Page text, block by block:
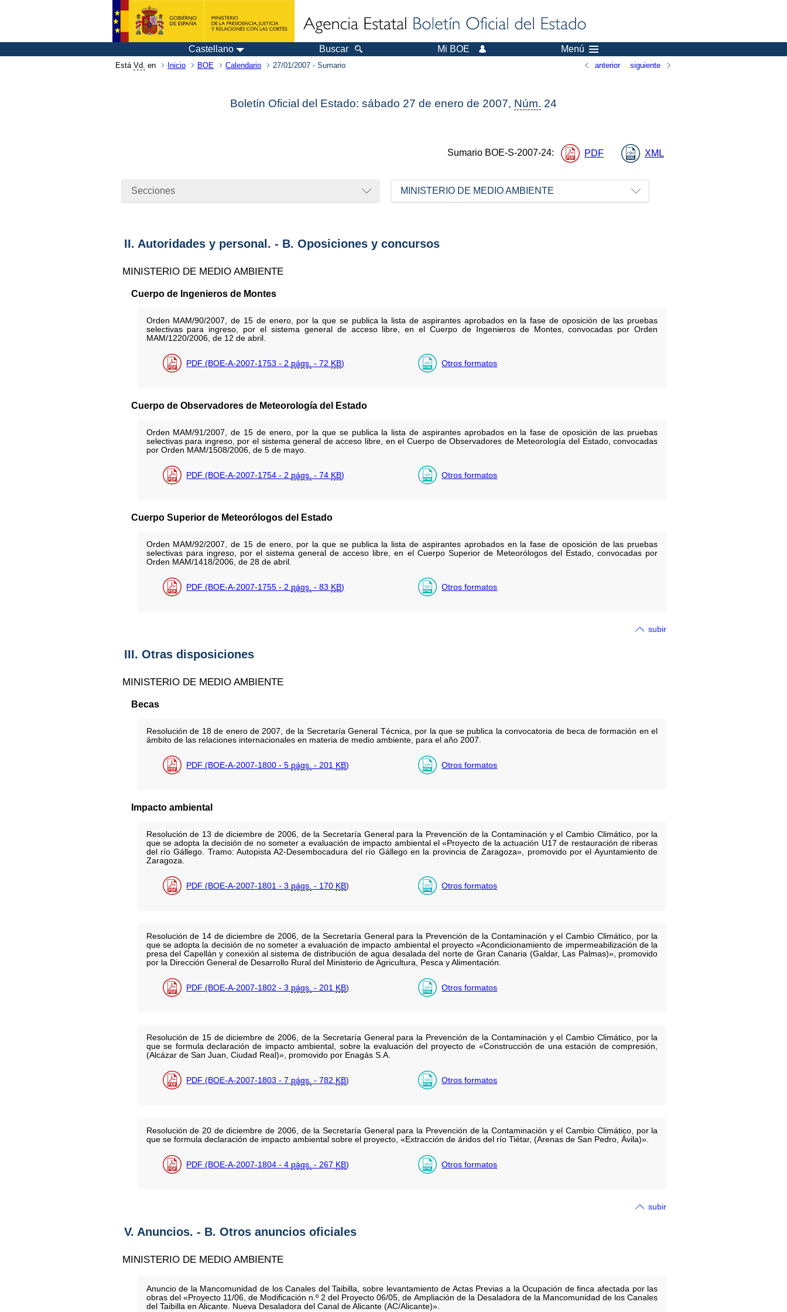
Castellano Buscar Mi BOE Menú
Está Vd. en Inicio BOE Calendario 27/01/2007 - Sumario anterior siguiente
Boletín Oficial del Estado: sábado 27 de enero de 2007, Núm. 24
Sumario BOE-S-2007-24: PDF XML
Secciones MINISTERIO DE MEDIO AMBIENTE
II. Autoridades y personal. - B. Oposiciones y concursos
MINISTERIO DE MEDIO AMBIENTE
Cuerpo de Ingenieros de Montes
Orden MAM/90/2007, de 15 de enero, por la que se publica la lista de aspirantes aprobados en la fase de oposición de las pruebas
selectivas para ingreso, por el sistema general de acceso libre, en el Cuerpo de Ingenieros de Montes, convocadas por Orden
MAM/1220/2006, de 12 de abril.
PDF (BOE-A-2007-1753 - 2 págs. - 72 KB) Otros formatos
Cuerpo de Observadores de Meteorología del Estado
Orden MAM/91/2007, de 15 de enero, por la que se publica la lista de aspirantes aprobados en la fase de oposición de las pruebas
selectivas para ingreso, por el sistema general de acceso libre, en el Cuerpo de Observadores de Meteorología del Estado, convocadas
por Orden MAM/1508/2006, de 5 de mayo.
PDF (BOE-A-2007-1754 - 2 págs. - 74 KB) Otros formatos
Cuerpo Superior de Meteorólogos del Estado
Orden MAM/92/2007, de 15 de enero, por la que se publica la lista de aspirantes aprobados en la fase de oposición de las pruebas
selectivas para ingreso, por el sistema general de acceso libre, en el Cuerpo Superior de Meteorólogos del Estado, convocadas por
Orden MAM/1418/2006, de 28 de abril.
PDF (BOE-A-2007-1755 - 2 págs. - 83 KB) Otros formatos
subir
III. Otras disposiciones
MINISTERIO DE MEDIO AMBIENTE
Becas
Resolución de 18 de enero de 2007, de la Secretaría General Técnica, por la que se publica la convocatoria de beca de formación en el
ámbito de las relaciones internacionales en materia de medio ambiente, para el año 2007.
PDF (BOE-A-2007-1800 - 5 págs. - 201 KB) Otros formatos
Impacto ambiental
Resolución de 13 de diciembre de 2006, de la Secretaría General para la Prevención de la Contaminación y el Cambio Climático, por la
que se adopta la decisión de no someter a evaluación de impacto ambiental el «Proyecto de la actuación U17 de restauración de riberas
del río Gállego. Tramo: Autopista A2-Desembocadura del río Gállego en la provincia de Zaragoza», promovido por el Ayuntamiento de
Zaragoza.
PDF (BOE-A-2007-1801 - 3 págs. - 170 KB) Otros formatos
Resolución de 14 de diciembre de 2006, de la Secretaría General para la Prevención de la Contaminación y el Cambio Climático, por la
que se adopta la decisión de no someter a evaluación de impacto ambiental el proyecto «Acondicionamiento de impermeabilización de la
presa del Capellán y conexión al sistema de distribución de agua desalada del norte de Gran Canaria (Galdar, Las Palmas)», promovido
por la Dirección General de Desarrollo Rural del Ministerio de Agricultura, Pesca y Alimentación.
PDF (BOE-A-2007-1802 - 3 págs. - 201 KB) Otros formatos
Resolución de 15 de diciembre de 2006, de la Secretaría General para la Prevención de la Contaminación y el Cambio Climático, por la
que se formula declaración de impacto ambiental, sobre la evaluación del proyecto de «Construcción de una estación de compresión,
(Alcázar de San Juan, Ciudad Real)», promovido por Enagás S.A.
PDF (BOE-A-2007-1803 - 7 págs. - 782 KB) Otros formatos
Resolución de 20 de diciembre de 2006, de la Secretaría General para la Prevención de la Contaminación y el Cambio Climático, por la
que se formula declaración de impacto ambiental sobre el proyecto, «Extracción de áridos del río Tiétar, (Arenas de San Pedro, Ávila)».
PDF (BOE-A-2007-1804 - 4 págs. - 267 KB) Otros formatos
subir
V. Anuncios. - B. Otros anuncios oficiales
MINISTERIO DE MEDIO AMBIENTE
Anuncio de la Mancomunidad de los Canales del Taibilla, sobre levantamiento de Actas Previas a la Ocupación de finca afectada por las
obras del «Proyecto 11/06, de Modificación n.º 2 del Proyecto 06/05, de Ampliación de la Desaladora de la Mancomunidad de los Canales
del Taibilla en Alicante. Nueva Desaladora del Canal de Alicante (AC/Alicante)».